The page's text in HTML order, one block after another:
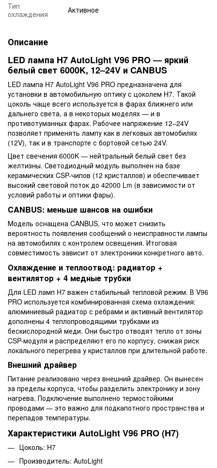
Тип
охлаждения
Активное
Описание
LED лампа H7 AutoLight V96 PRO — яркий
белый свет 6000K, 12–24V и CANBUS
LED лампа H7 AutoLight V96 PRO предназначена для
установки в автомобильную оптику с цоколем H7. Такой
цоколь чаще всего используется в фарах ближнего или
дальнего света, а в некоторых моделях — и в
противотуманных фарах. Рабочее напряжение 12–24V
позволяет применять лампу как в легковых автомобилях
(12V), так и в транспорте с бортовой сетью 24V.
Цвет свечения 6000K — нейтральный белый свет без
желтизны. Светодиодный модуль выполнен на базе
керамических CSP-чипов (12 кристаллов) и обеспечивает
высокий световой поток до 42000 Lm (в зависимости от
условий работы и оптики фары).
CANBUS: меньше шансов на ошибки
Модель оснащена CANBUS, что может снизить
вероятность появления сообщений о неисправности лампы
на автомобилях с контролем освещения. Итоговая
совместимость зависит от электроники конкретного авто.
Охлаждение и теплоотвод: радиатор +
вентилятор + 4 медные трубки
Для LED ламп H7 важен стабильный тепловой режим. В V96
PRO используется комбинированная схема охлаждения:
алюминиевый радиатор с ребрами и активный вентилятор
дополнены 4 теплопроводящими трубками из
бескислородной меди. Они быстро отводят тепло от зоны
CSP-модуля и распределяют его по корпусу, снижая риск
локального перегрева у кристаллов при длительной работе.
Внешний драйвер
Питание реализовано через внешний драйвер. Он вынесен
за пределы корпуса, чтобы разделить электронику и зону
нагрева. Подключение выполнено термостойкими
проводами — это важно для подкапотного пространства и
перепадов температуры.
Характеристики AutoLight V96 PRO (H7)
Цоколь: H7
Производитель: AutoLight